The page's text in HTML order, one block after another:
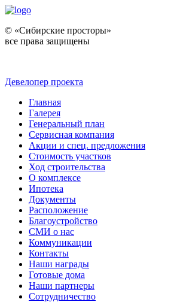
© «Сибирские просторы»
все права защищены
Девелопер проекта
Главная
Галерея
Генеральный план
Сервисная компания
Акции и спец. предложения
Стоимость участков
Ход строительства
О комплексе
Ипотека
Документы
Расположение
Благоустройство
СМИ о нас
Коммуникации
Контакты
Наши награды
Готовые дома
Наши партнеры
Сотрудничество